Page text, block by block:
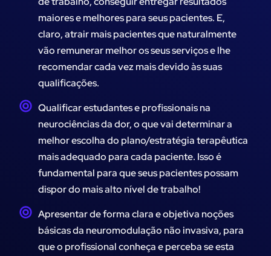
maiores e melhores para seus pacientes. E,
claro, atrair mais pacientes que naturalmente
vão remunerar melhor os seus serviços e lhe
recomendar cada vez mais devido às suas
qualificações.
Qualificar estudantes e profissionais na
neurociências da dor, o que vai determinar a
melhor escolha do plano/estratégia terapêutica
mais adequado para cada paciente. Isso é
fundamental para que seus pacientes possam
dispor do mais alto nível de trabalho!
Apresentar de forma clara e objetiva noções
básicas da neuromodulação não invasiva, para
que o profissional conheça e perceba se esta